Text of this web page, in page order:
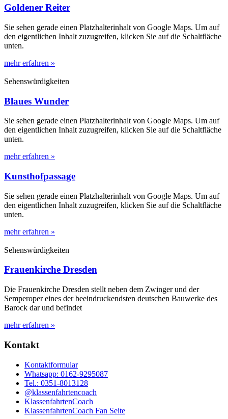
Goldener Reiter
Sie sehen gerade einen Platzhalterinhalt von Google Maps. Um auf
den eigentlichen Inhalt zuzugreifen, klicken Sie auf die Schaltfläche
unten.
mehr erfahren »
Sehenswürdigkeiten
Blaues Wunder
Sie sehen gerade einen Platzhalterinhalt von Google Maps. Um auf
den eigentlichen Inhalt zuzugreifen, klicken Sie auf die Schaltfläche
unten.
mehr erfahren »
Kunsthofpassage
Sie sehen gerade einen Platzhalterinhalt von Google Maps. Um auf
den eigentlichen Inhalt zuzugreifen, klicken Sie auf die Schaltfläche
unten.
mehr erfahren »
Sehenswürdigkeiten
Frauenkirche Dresden
Die Frauenkirche Dresden stellt neben dem Zwinger und der
Semperoper eines der beeindruckendsten deutschen Bauwerke des
Barock dar und befindet
mehr erfahren »
Kontakt
Kontaktformular
Whatsapp: 0162-9295087
Tel.: 0351-8013128
@klassenfahrtencoach
KlassenfahrtenCoach
KlassenfahrtenCoach Fan Seite